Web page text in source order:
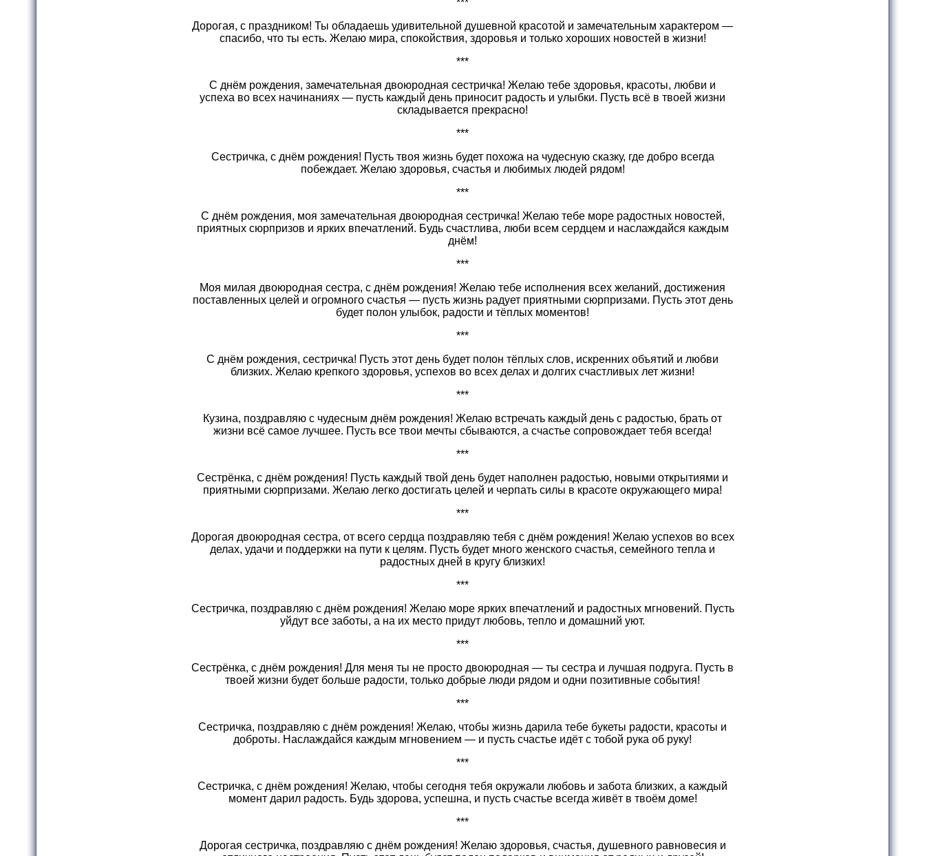
***
Дорогая, с праздником! Ты обладаешь удивительной душевной красотой и замечательным характером —
спасибо, что ты есть. Желаю мира, спокойствия, здоровья и только хороших новостей в жизни!
***
С днём рождения, замечательная двоюродная сестричка! Желаю тебе здоровья, красоты, любви и
успеха во всех начинаниях — пусть каждый день приносит радость и улыбки. Пусть всё в твоей жизни
складывается прекрасно!
***
Сестричка, с днём рождения! Пусть твоя жизнь будет похожа на чудесную сказку, где добро всегда
побеждает. Желаю здоровья, счастья и любимых людей рядом!
***
С днём рождения, моя замечательная двоюродная сестричка! Желаю тебе море радостных новостей,
приятных сюрпризов и ярких впечатлений. Будь счастлива, люби всем сердцем и наслаждайся каждым
днём!
***
Моя милая двоюродная сестра, с днём рождения! Желаю тебе исполнения всех желаний, достижения
поставленных целей и огромного счастья — пусть жизнь радует приятными сюрпризами. Пусть этот день
будет полон улыбок, радости и тёплых моментов!
***
С днём рождения, сестричка! Пусть этот день будет полон тёплых слов, искренних объятий и любви
близких. Желаю крепкого здоровья, успехов во всех делах и долгих счастливых лет жизни!
***
Кузина, поздравляю с чудесным днём рождения! Желаю встречать каждый день с радостью, брать от
жизни всё самое лучшее. Пусть все твои мечты сбываются, а счастье сопровождает тебя всегда!
***
Сестрёнка, с днём рождения! Пусть каждый твой день будет наполнен радостью, новыми открытиями и
приятными сюрпризами. Желаю легко достигать целей и черпать силы в красоте окружающего мира!
***
Дорогая двоюродная сестра, от всего сердца поздравляю тебя с днём рождения! Желаю успехов во всех
делах, удачи и поддержки на пути к целям. Пусть будет много женского счастья, семейного тепла и
радостных дней в кругу близких!
***
Сестричка, поздравляю с днём рождения! Желаю море ярких впечатлений и радостных мгновений. Пусть
уйдут все заботы, а на их место придут любовь, тепло и домашний уют.
***
Сестрёнка, с днём рождения! Для меня ты не просто двоюродная — ты сестра и лучшая подруга. Пусть в
твоей жизни будет больше радости, только добрые люди рядом и одни позитивные события!
***
Сестричка, поздравляю с днём рождения! Желаю, чтобы жизнь дарила тебе букеты радости, красоты и
доброты. Наслаждайся каждым мгновением — и пусть счастье идёт с тобой рука об руку!
***
Сестричка, с днём рождения! Желаю, чтобы сегодня тебя окружали любовь и забота близких, а каждый
момент дарил радость. Будь здорова, успешна, и пусть счастье всегда живёт в твоём доме!
***
Дорогая сестричка, поздравляю с днём рождения! Желаю здоровья, счастья, душевного равновесия и